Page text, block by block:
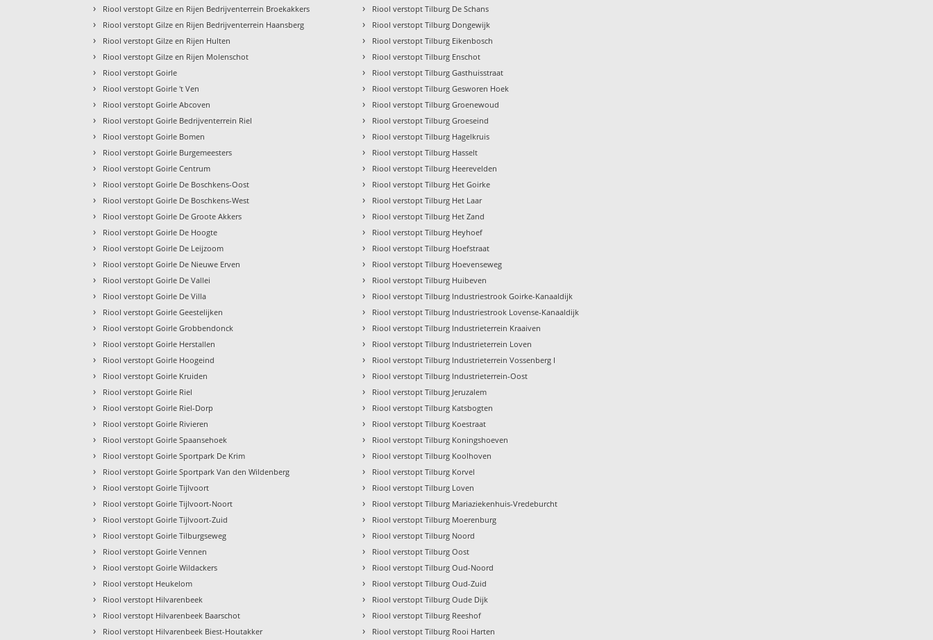
› Riool verstopt Gilze en Rijen Bedrijventerrein Broekakkers
› Riool verstopt Gilze en Rijen Bedrijventerrein Haansberg
› Riool verstopt Gilze en Rijen Hulten
› Riool verstopt Gilze en Rijen Molenschot
› Riool verstopt Goirle
› Riool verstopt Goirle 't Ven
› Riool verstopt Goirle Abcoven
› Riool verstopt Goirle Bedrijventerrein Riel
› Riool verstopt Goirle Bomen
› Riool verstopt Goirle Burgemeesters
› Riool verstopt Goirle Centrum
› Riool verstopt Goirle De Boschkens-Oost
› Riool verstopt Goirle De Boschkens-West
› Riool verstopt Goirle De Groote Akkers
› Riool verstopt Goirle De Hoogte
› Riool verstopt Goirle De Leijzoom
› Riool verstopt Goirle De Nieuwe Erven
› Riool verstopt Goirle De Vallei
› Riool verstopt Goirle De Villa
› Riool verstopt Goirle Geestelijken
› Riool verstopt Goirle Grobbendonck
› Riool verstopt Goirle Herstallen
› Riool verstopt Goirle Hoogeind
› Riool verstopt Goirle Kruiden
› Riool verstopt Goirle Riel
› Riool verstopt Goirle Riel-Dorp
› Riool verstopt Goirle Rivieren
› Riool verstopt Goirle Spaansehoek
› Riool verstopt Goirle Sportpark De Krim
› Riool verstopt Goirle Sportpark Van den Wildenberg
› Riool verstopt Goirle Tijlvoort
› Riool verstopt Goirle Tijlvoort-Noort
› Riool verstopt Goirle Tijlvoort-Zuid
› Riool verstopt Goirle Tilburgseweg
› Riool verstopt Goirle Vennen
› Riool verstopt Goirle Wildackers
› Riool verstopt Heukelom
› Riool verstopt Hilvarenbeek
› Riool verstopt Hilvarenbeek Baarschot
› Riool verstopt Hilvarenbeek Biest-Houtakker
› Riool verstopt Tilburg De Schans
› Riool verstopt Tilburg Dongewijk
› Riool verstopt Tilburg Eikenbosch
› Riool verstopt Tilburg Enschot
› Riool verstopt Tilburg Gasthuisstraat
› Riool verstopt Tilburg Gesworen Hoek
› Riool verstopt Tilburg Groenewoud
› Riool verstopt Tilburg Groeseind
› Riool verstopt Tilburg Hagelkruis
› Riool verstopt Tilburg Hasselt
› Riool verstopt Tilburg Heerevelden
› Riool verstopt Tilburg Het Goirke
› Riool verstopt Tilburg Het Laar
› Riool verstopt Tilburg Het Zand
› Riool verstopt Tilburg Heyhoef
› Riool verstopt Tilburg Hoefstraat
› Riool verstopt Tilburg Hoevenseweg
› Riool verstopt Tilburg Huibeven
› Riool verstopt Tilburg Industriestrook Goirke-Kanaaldijk
› Riool verstopt Tilburg Industriestrook Lovense-Kanaaldijk
› Riool verstopt Tilburg Industrieterrein Kraaiven
› Riool verstopt Tilburg Industrieterrein Loven
› Riool verstopt Tilburg Industrieterrein Vossenberg I
› Riool verstopt Tilburg Industrieterrein-Oost
› Riool verstopt Tilburg Jeruzalem
› Riool verstopt Tilburg Katsbogten
› Riool verstopt Tilburg Koestraat
› Riool verstopt Tilburg Koningshoeven
› Riool verstopt Tilburg Koolhoven
› Riool verstopt Tilburg Korvel
› Riool verstopt Tilburg Loven
› Riool verstopt Tilburg Mariaziekenhuis-Vredeburcht
› Riool verstopt Tilburg Moerenburg
› Riool verstopt Tilburg Noord
› Riool verstopt Tilburg Oost
› Riool verstopt Tilburg Oud-Noord
› Riool verstopt Tilburg Oud-Zuid
› Riool verstopt Tilburg Oude Dijk
› Riool verstopt Tilburg Reeshof
› Riool verstopt Tilburg Rooi Harten